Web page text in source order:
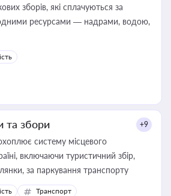
зборів, які сплачуються за
ресурсами — надрами, водою,
та збори +9
систему місцевого
включаючи туристичний збір,
плату за земельні ділянки, за паркування транспорту
Транспорт